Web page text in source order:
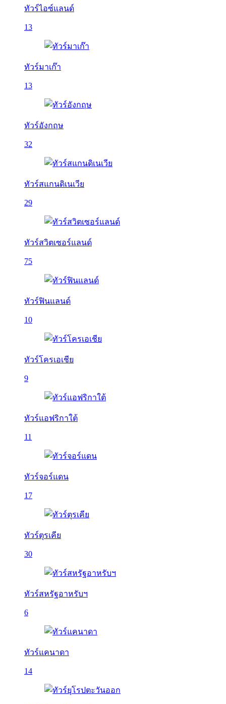
ทัวร์ไอซ์แลนด์
13
ทัวร์มาเก๊า
13
ทัวร์อังกฤษ
32
ทัวร์สแกนดิเนเวีย
29
ทัวร์สวิตเซอร์แลนด์
75
ทัวร์ฟินแลนด์
10
ทัวร์โครเอเชีย
9
ทัวร์แอฟริกาใต้
11
ทัวร์จอร์แดน
17
ทัวร์ตุรเคีย
30
ทัวร์สหรัฐอาหรับฯ
6
ทัวร์แคนาดา
14